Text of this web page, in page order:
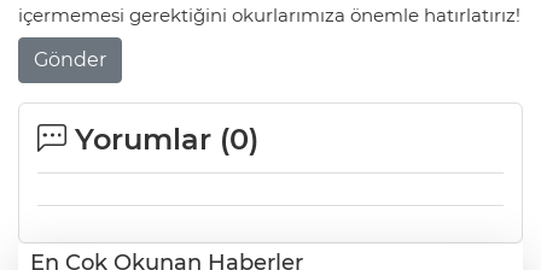
içermemesi gerektiğini okurlarımıza önemle hatırlatırız!
Gönder
Yorumlar (0)
En Çok Okunan Haberler